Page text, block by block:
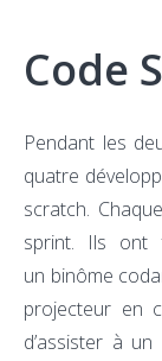
Code
Pendant les
quatre
scratch.
sprint. Ils ont
un binôme
projecteur en
d’assister à